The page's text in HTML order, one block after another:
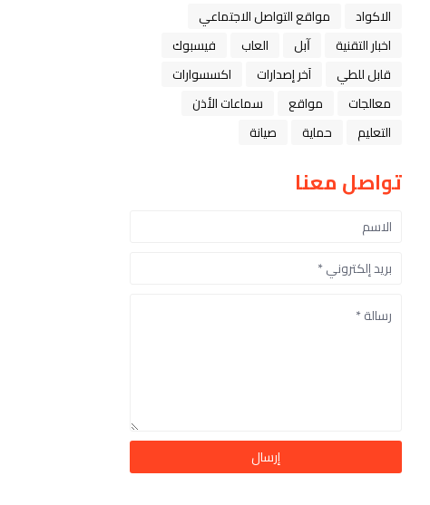
الاكواد
مواقع التواصل الاجتماعي
اخبار التقنية
ﺁﺑﻞ العاب
فيسبوك
قابل للطي
آخر إصدارات
اكسسوارات
معالجات
مواقع
سماعات الأذن
التعليم
حماية صيانة
تواصل معنا